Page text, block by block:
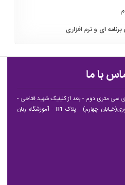
ای و نرم افزاری
با ما
سی متری دوم - بعد از کلینیک شهید فتاحی -
نبش خیابان شهید منصوری(خیابان چهارم) - پلاک 81 - آموزشگاه زبان